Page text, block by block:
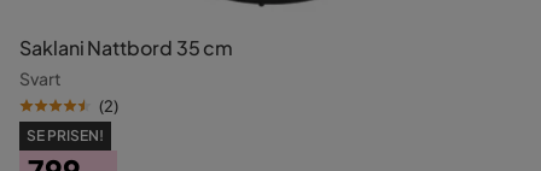
Saklani Nattbord 35 cm
Svart
(2)
SE PRISEN!